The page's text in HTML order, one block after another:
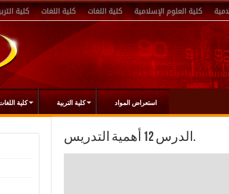
كلية كلية اللغات كلية اللغات كلية العلوم الإسلامية
كلية كلية التربية استعراض المواد
الدرس 12 أهمية التدريس.